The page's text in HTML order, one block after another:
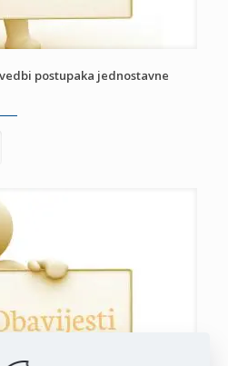
postupaka jednostavne